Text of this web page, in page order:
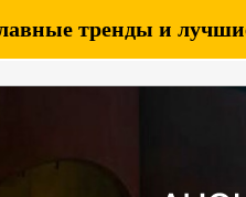
тренды и